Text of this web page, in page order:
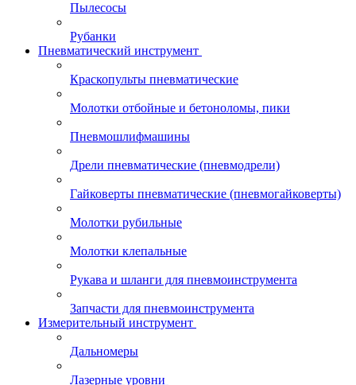
Пылесосы
Рубанки
Пневматический инструмент
Краскопульты пневматические
Молотки отбойные и бетоноломы, пики
Пневмошлифмашины
Дрели пневматические (пневмодрели)
Гайковерты пневматические (пневмогайковерты)
Молотки рубильные
Молотки клепальные
Рукава и шланги для пневмоинструмента
Запчасти для пневмоинструмента
Измерительный инструмент
Дальномеры
Лазерные уровни